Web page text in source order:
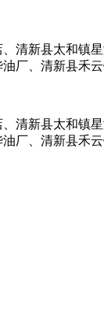
清新县太和镇
厂、清新县禾
清新县太和镇
厂、清新县禾